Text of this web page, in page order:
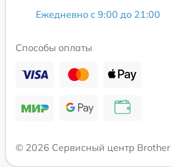
Ежедневно с 9:00 до 21:00
Способы оплаты
© 2026 Сервисный центр Brother